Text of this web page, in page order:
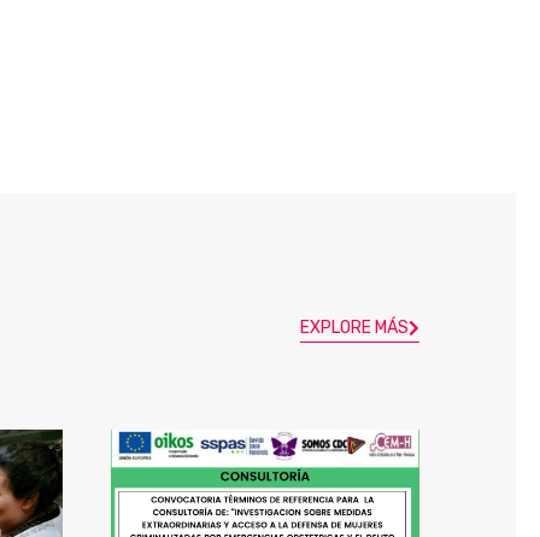
EXPLORE MÁS